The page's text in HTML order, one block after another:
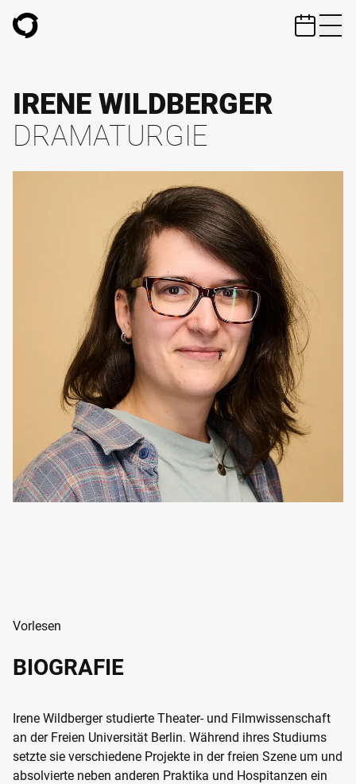
ZUM HAUPTINHALT SPRINGEN
IRENE WILDBERGER
DRAMATURGIE
Vorlesen
BIOGRAFIE
Irene Wildberger studierte Theater- und Filmwissenschaft
an der Freien Universität Berlin. Während ihres Studiums
setzte sie verschiedene Projekte in der freien Szene um und
absolvierte neben anderen Praktika und Hospitanzen ein